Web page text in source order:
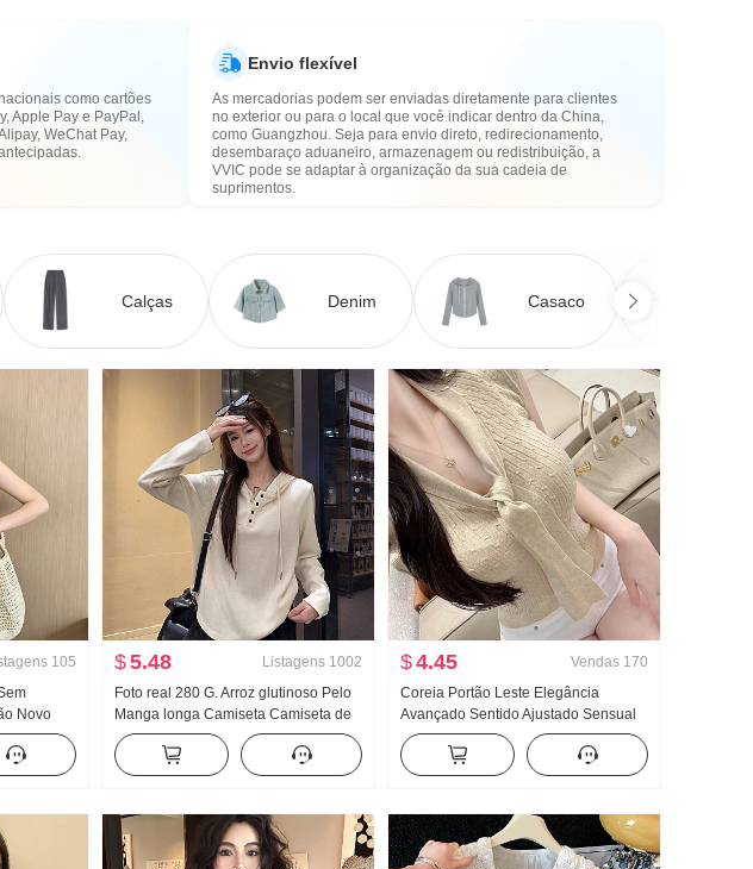
como cartões
Apple Pay e PayPal,
WeChat Pay,
Envio flexível
As mercadorias podem ser enviadas diretamente para clientes
no exterior ou para o local que você indicar dentro da China,
como Guangzhou. Seja para envio direto, redirecionamento,
desembaraço aduaneiro, armazenagem ou redistribuição, a
VVIC pode se adaptar à organização da sua cadeia de
suprimentos.
Calças Denim Casaco
105
Novo
Colete
$5.48 Listagens 1002
Foto real 280 G. Arroz glutinoso Pelo
Manga longa Camiseta Camiseta de
base Feminino Modelo fino Estilo
Primavera e outono Cor sólida Novo
Solto Com capuz Top
$4.45 Vendas 170
Coreia Portão Leste Elegância
Avançado Sentido Ajustado Sensual
Puro Desejo Vento Mulher Fita
flutuante Manga curta Malha
Camiseta Top